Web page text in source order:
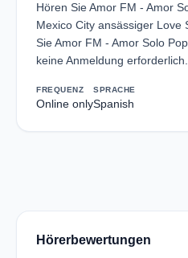
Hören Sie Amor FM - Amor
Mexico City ansässiger Love
Sie Amor FM - Amor Solo
keine Anmeldung erforderlich.
FREQUENZ
Online only
SPRACHE
Spanish
Hörerbewertungen